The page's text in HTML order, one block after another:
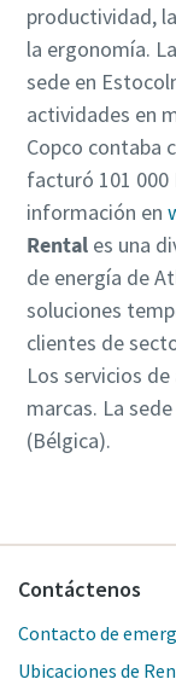
productividad,
la ergonomía.
sede en
actividades en
Copco contaba
facturó 101 000
información en
Rentales una
de energía de
soluciones
clientes de
Los servicios
marcas. La
(Bélgica).
Contáctenos
Contacto de
Ubicaciones de